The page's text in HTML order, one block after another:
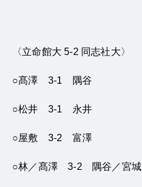
〈立命館大 5-2 同志社大〉
○髙澤 3-1 隅谷
○松井 3-1 永井
○屋敷 3-2 富澤
○林／髙澤 3-2 隅谷／宮城